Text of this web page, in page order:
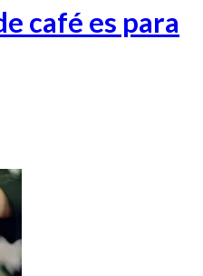
café es para